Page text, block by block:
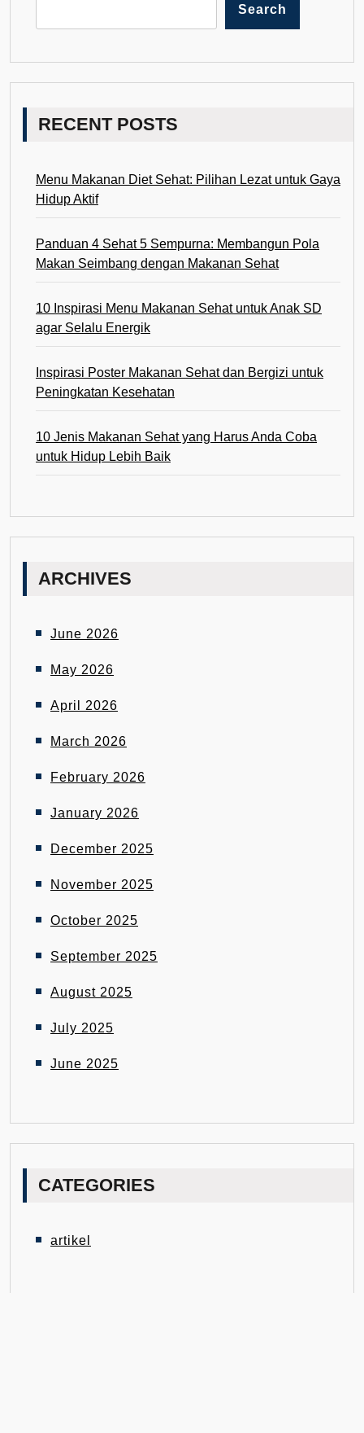
Search
RECENT POSTS
Menu Makanan Diet Sehat: Pilihan Lezat untuk Gaya
Hidup Aktif
Panduan 4 Sehat 5 Sempurna: Membangun Pola
Makan Seimbang dengan Makanan Sehat
10 Inspirasi Menu Makanan Sehat untuk Anak SD
agar Selalu Energik
Inspirasi Poster Makanan Sehat dan Bergizi untuk
Peningkatan Kesehatan
10 Jenis Makanan Sehat yang Harus Anda Coba
untuk Hidup Lebih Baik
ARCHIVES
June 2026
May 2026
April 2026
March 2026
February 2026
January 2026
December 2025
November 2025
October 2025
September 2025
August 2025
July 2025
June 2025
CATEGORIES
artikel